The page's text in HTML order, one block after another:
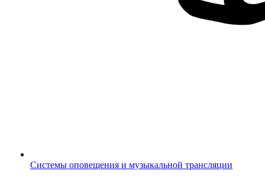
Системы оповещения и музыкальной трансляции